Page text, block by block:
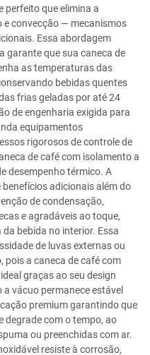
perfeito que elimina a
convecção — mecanismos
Essa abordagem
garante que sua caneca de
as temperaturas das
bebidas quentes
frias geladas por até 24
de engenharia exigida para
equipamentos
rigorosos de controle de
de café com isolamento a
desempenho térmico. A
adicionais além do
de condensação,
e agradáveis ao toque,
bebida no interior. Essa
de luvas externas ou
pois a caneca de café com
graças ao seu design
vácuo permanece estável
premium garantindo que
degrade com o tempo, ao
ou preenchidas com ar.
resiste à corrosão,